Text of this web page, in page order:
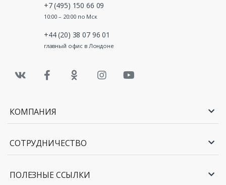
+7 (495) 150 66 09
10:00 – 20:00 по Мск
+44 (20) 38 07 96 01
главный офис в Лондоне
КОМПАНИЯ
СОТРУДНИЧЕСТВО
ПОЛЕЗНЫЕ ССЫЛКИ